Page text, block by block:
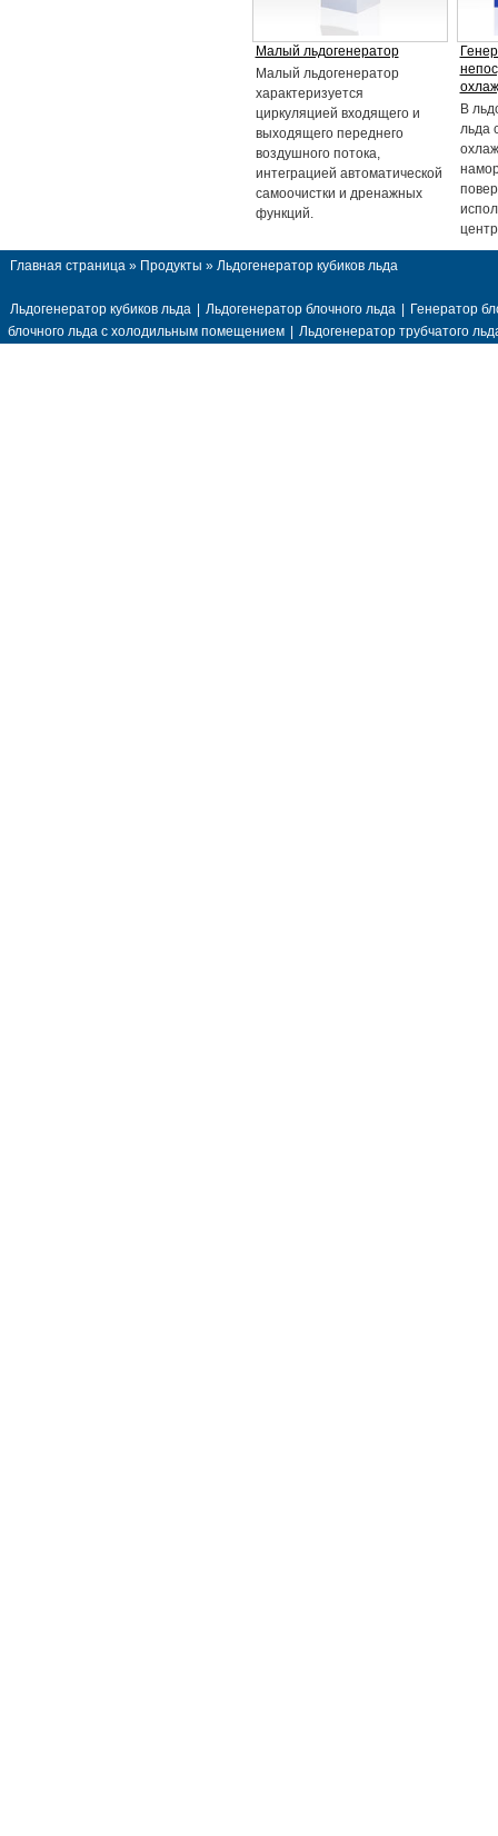
Малый льдогенератор
Малый льдогенератор
характеризуется
циркуляцией входящего и
выходящего переднего
воздушного потока,
интеграцией автоматической
самоочистки и дренажных
функций.
В
льда
Главная страница » Продукты » Льдогенератор кубиков льда
Льдогенератор кубиков льда | Льдогенератор блочного льда | Генератор
блочного льда с холодильным помещением | Льдогенератор трубчатого